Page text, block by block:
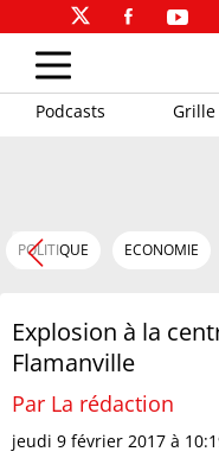
Podcasts Grille
POLITIQUE ECONOMIE
Explosion à la
Flamanville
Par La rédaction
jeudi 9 février 2017 à